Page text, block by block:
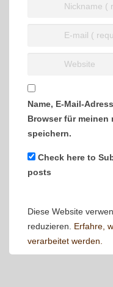
Name, E-Mail-
Browser für meinen
speichern.
Check here to
posts
Diese Website
reduzieren. Erfahre,
verarbeitet werden.